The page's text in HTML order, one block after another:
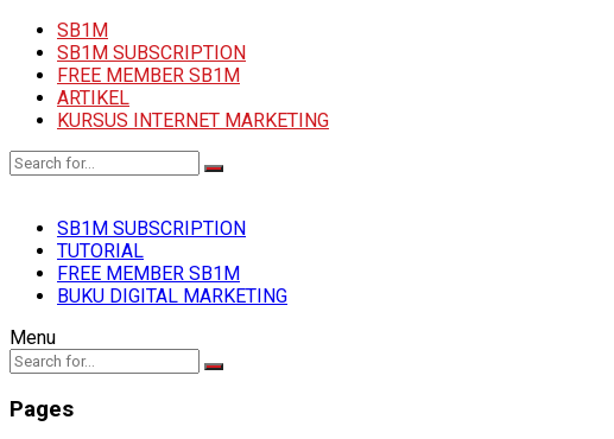
SB1M
SB1M SUBSCRIPTION
FREE MEMBER SB1M
ARTIKEL
KURSUS INTERNET MARKETING
SB1M SUBSCRIPTION
TUTORIAL
FREE MEMBER SB1M
BUKU DIGITAL MARKETING
Menu
Pages